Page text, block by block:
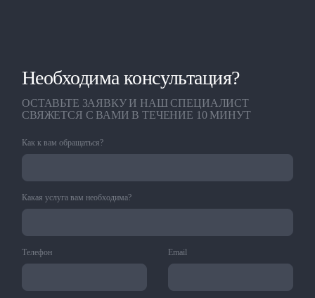
Необходима консультация?
ОСТАВЬТЕ ЗАЯВКУ И НАШ СПЕЦИАЛИСТ
СВЯЖЕТСЯ С ВАМИ В ТЕЧЕНИЕ 10 МИНУТ
Как к вам обращаться?
Какая услуга вам необходима?
Телефон Email